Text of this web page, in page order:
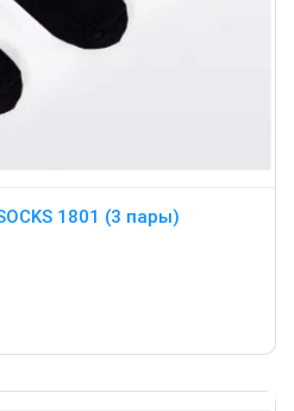
1801 (3 пары)